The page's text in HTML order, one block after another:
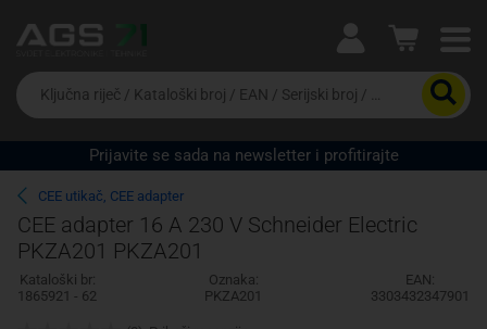
Ova postavka prilagođava asortiman proizvoda i
cijene vašim potrebama.
Da
biste
potražili
proizvod,
unesite
ključnu
riječ,
kataloški
broj,
EAN
ili
Prijavite se sada na newsletter i profitirajte
CEE utikač, CEE adapter
CEE adapter 16 A 230 V Schneider Electric
PKZA201 PKZA201
Kataloški br:
1865921 - 62
Oznaka:
PKZA201
EAN:
3303432347901